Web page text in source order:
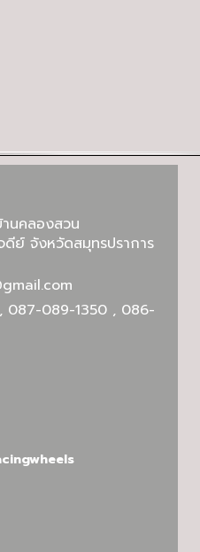
นคลองสวน
จังหวัดสมุทรปราการ
087-089-1350 , 086-